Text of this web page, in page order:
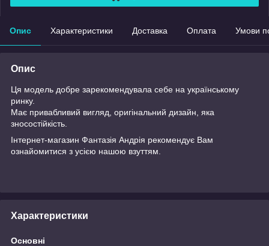
Опис Характеристики Доставка Оплата Умови
Опис
Ця модель добре зарекомендувала себе на українському
ринку.
Має привабливий вигляд, оригінальний дизайн, яка
зносостійкість.
Інтернет-магазин Фантазія Андрія рекомендує Вам
ознайомитися з усією нашою взуттям.
Характеристики
Основні